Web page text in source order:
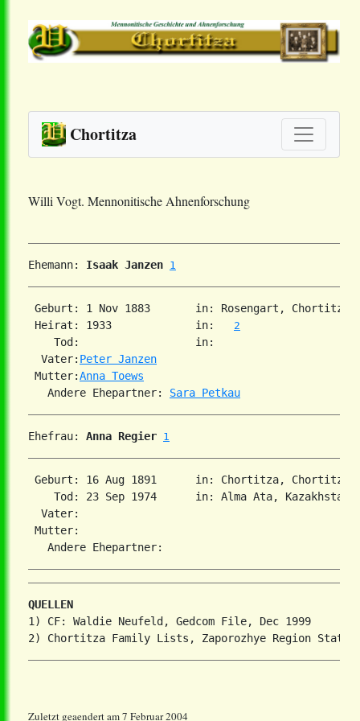
Chortitza
Willi Vogt. Mennonitische Ahnenforschung
Ehemann: Isaak Janzen 1
Geburt: 1 Nov 1883       in: Rosengart,
Heirat: 1933             in: 2
    Tod:                  in:
  Vater:
Peter Janzen
Mutter:Anna Toews
   Andere Ehepartner:
Sara Petkau
Ehefrau: Anna Regier 1
Geburt: 16 Aug 1891      in: Chortitza, Chortitza,
Tod: 23 Sep 1974      in: Alma Ata,
  Vater:
Mutter:
QUELLEN
1) CF: Waldie Neufeld, Gedcom File, Dec 1999
Zuletzt geaendert am 7 Februar 2004